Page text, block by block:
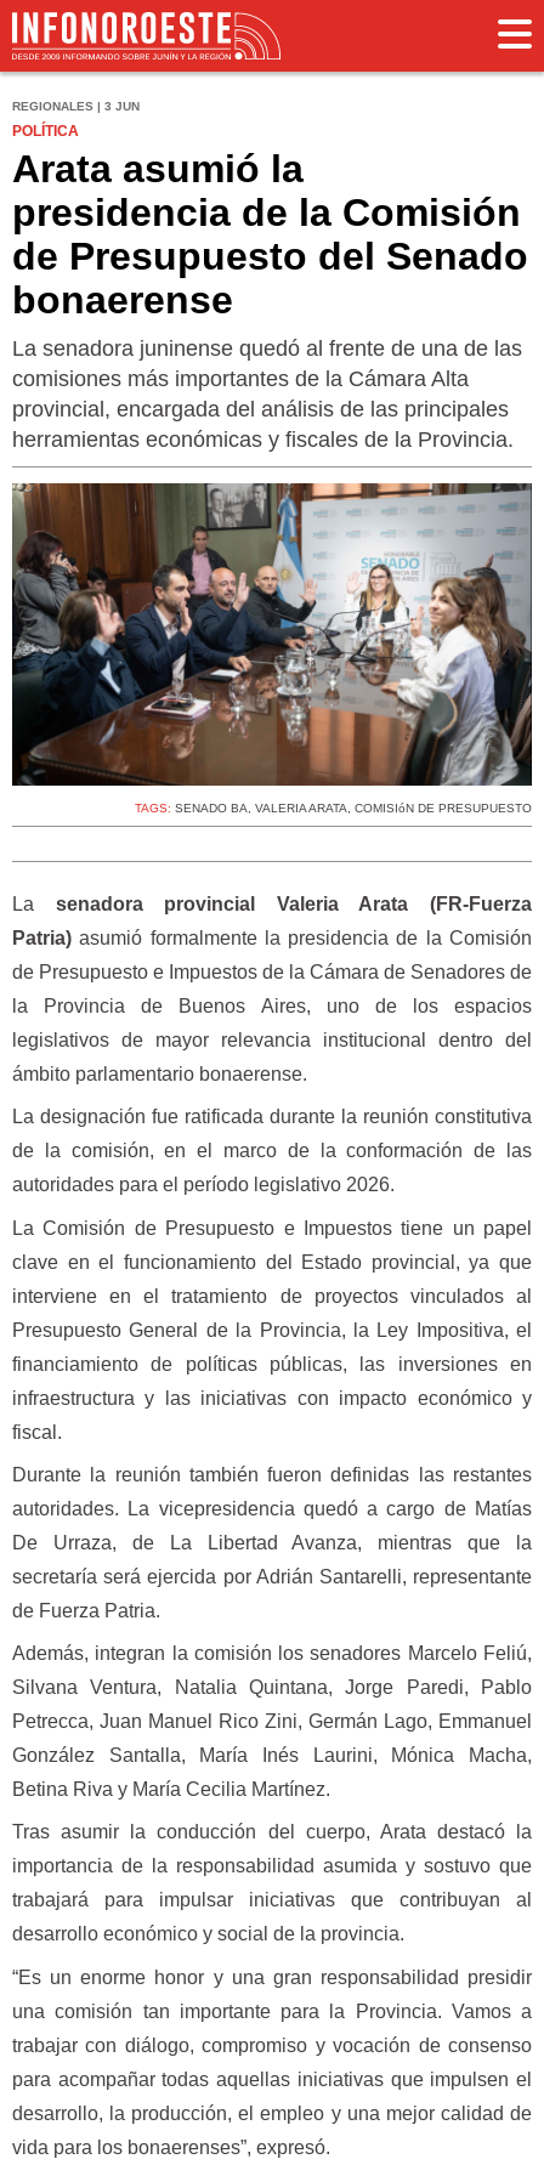
REGIONALES | 3 JUN
POLÍTICA
Arata asumió la
presidencia de la Comisión
de Presupuesto del Senado
bonaerense
La senadora juninense quedó al frente de una de las
comisiones más importantes de la Cámara Alta
provincial, encargada del análisis de las principales
herramientas económicas y fiscales de la Provincia.
TAGS: SENADO BA, VALERIA ARATA, COMISIóN DE PRESUPUESTO
La senadora provincial Valeria Arata (FR-Fuerza
Patria)asumió formalmente la presidencia de la Comisión
de Presupuesto e Impuestos de la Cámara de Senadores de
la Provincia de Buenos Aires, uno de los espacios
legislativos de mayor relevancia institucional dentro del
ámbito parlamentario bonaerense.
La designación fue ratificada durante la reunión constitutiva
de la comisión, en el marco de la conformación de las
autoridades para el período legislativo 2026.
La Comisión de Presupuesto e Impuestos tiene un papel
clave en el funcionamiento del Estado provincial, ya que
interviene en el tratamiento de proyectos vinculados al
Presupuesto General de la Provincia, la Ley Impositiva, el
financiamiento de políticas públicas, las inversiones en
infraestructura y las iniciativas con impacto económico y
fiscal.
Durante la reunión también fueron definidas las restantes
autoridades. La vicepresidencia quedó a cargo de Matías
De Urraza, de La Libertad Avanza, mientras que la
secretaría será ejercida por Adrián Santarelli, representante
de Fuerza Patria.
Además, integran la comisión los senadores Marcelo Feliú,
Silvana Ventura, Natalia Quintana, Jorge Paredi, Pablo
Petrecca, Juan Manuel Rico Zini, Germán Lago, Emmanuel
González Santalla, María Inés Laurini, Mónica Macha,
Betina Riva y María Cecilia Martínez.
Tras asumir la conducción del cuerpo, Arata destacó la
importancia de la responsabilidad asumida y sostuvo que
trabajará para impulsar iniciativas que contribuyan al
desarrollo económico y social de la provincia.
“Es un enorme honor y una gran responsabilidad presidir
una comisión tan importante para la Provincia. Vamos a
trabajar con diálogo, compromiso y vocación de consenso
para acompañar todas aquellas iniciativas que impulsen el
desarrollo, la producción, el empleo y una mejor calidad de
vida para los bonaerenses”, expresó.